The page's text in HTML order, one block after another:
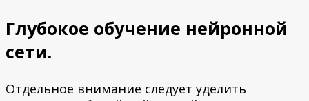
Глубокое обучение нейронной
сети.
Отдельное внимание следует уделить